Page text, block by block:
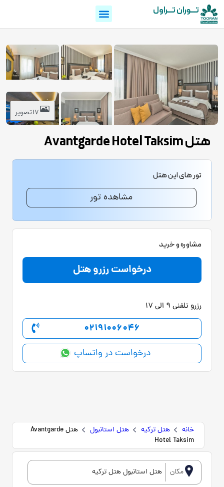
تـــوران تـــراول
17 تصویر
هتل Avantgarde Hotel Taksim
خانه هتل ترکیه هتل استانبول
هتل Avantgarde
Hotel Taksim
مکان هتل استانبول هتل ترکیه
تور های این هتل
مشاهده تور
مشاوره و خرید
درخواست رزرو هتل
رزرو تلفنی 9 الی 17
02191006046
درخواست در واتساپ